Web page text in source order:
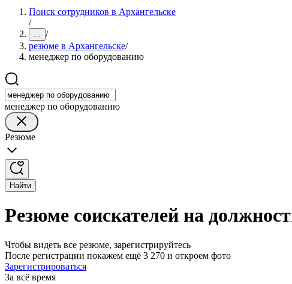
Поиск сотрудников в Архангельске
/
... /
резюме в Архангельске/
менеджер по оборудованию
менеджер по оборудованию
Резюме
Найти
Резюме соискателей на
Чтобы видеть все резюме, зарегистрируйтесь
После регистрации покажем ещё 3 270 и откроем фото
Зарегистрироваться
За всё время